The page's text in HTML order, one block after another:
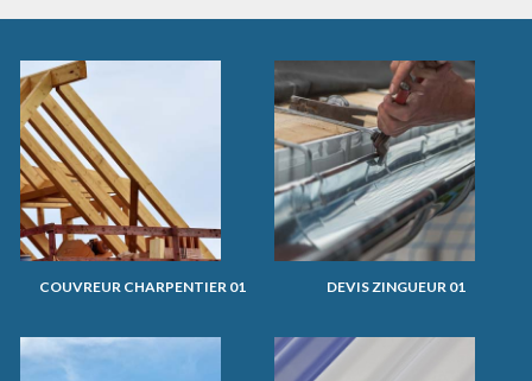
COUVREUR CHARPENTIER 01 DEVIS ZINGUEUR 01